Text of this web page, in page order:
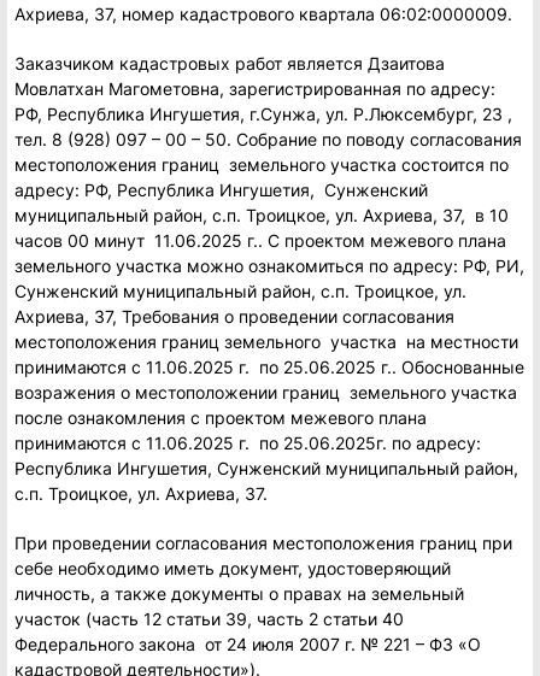
Ахриева, 37, номер кадастрового квартала 06:02:0000009.
Заказчиком кадастровых работ является Дзаитова
Мовлатхан Магометовна, зарегистрированная по адресу:
РФ, Республика Ингушетия, г.Сунжа, ул. Р.Люксембург, 23 ,
тел. 8 (928) 097 – 00 – 50. Собрание по поводу согласования
местоположения границ земельного участка состоится по
адресу: РФ, Республика Ингушетия, Сунженский
муниципальный район, с.п. Троицкое, ул. Ахриева, 37, в 10
часов 00 минут 11.06.2025 г.. С проектом межевого плана
земельного участка можно ознакомиться по адресу: РФ, РИ,
Сунженский муниципальный район, с.п. Троицкое, ул.
Ахриева, 37, Требования о проведении согласования
местоположения границ земельного участка на местности
принимаются с 11.06.2025 г. по 25.06.2025 г.. Обоснованные
возражения о местоположении границ земельного участка
после ознакомления с проектом межевого плана
принимаются с 11.06.2025 г. по 25.06.2025г. по адресу:
Республика Ингушетия, Сунженский муниципальный район,
с.п. Троицкое, ул. Ахриева, 37.
При проведении согласования местоположения границ при
себе необходимо иметь документ, удостоверяющий
личность, а также документы о правах на земельный
участок (часть 12 статьи 39, часть 2 статьи 40
Федерального закона от 24 июля 2007 г. № 221 – ФЗ «О
кадастровой деятельности»).